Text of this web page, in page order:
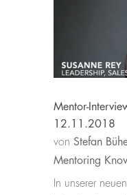
Mentor-
12.11.2018
vonStefan
Mentoring
In unserer